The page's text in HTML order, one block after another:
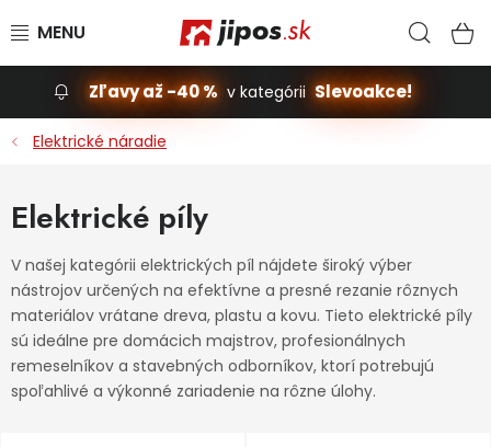
Slevoakce
Záhrada
Príslušenstvo pre automobily
Zľavy až -40 % v kategórii Slevoakce!
Elektrické náradie
Elektrické píly
V našej kategórii elektrických píl nájdete široký výber
nástrojov určených na efektívne a presné rezanie rôznych
materiálov vrátane dreva, plastu a kovu. Tieto elektrické píly
sú ideálne pre domácich majstrov, profesionálnych
remeselníkov a stavebných odborníkov, ktorí potrebujú
spoľahlivé a výkonné zariadenie na rôzne úlohy.